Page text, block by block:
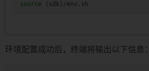
source { sdk }
环境配置成功后，终端将输出以下信息：